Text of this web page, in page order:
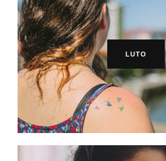
LUTO